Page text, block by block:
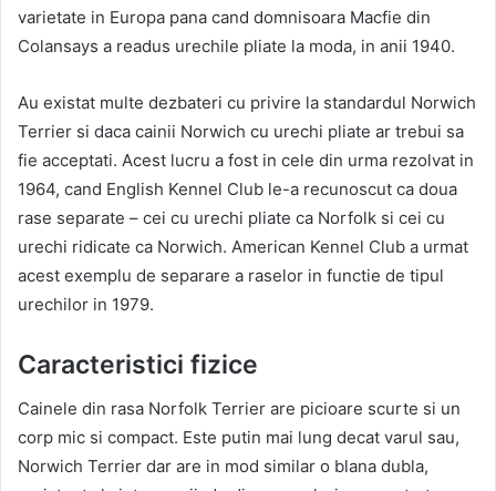
varietate in Europa pana cand domnisoara Macfie din
Colansays a readus urechile pliate la moda, in anii 1940.
Au existat multe dezbateri cu privire la standardul Norwich
Terrier si daca cainii Norwich cu urechi pliate ar trebui sa
fie acceptati. Acest lucru a fost in cele din urma rezolvat in
1964, cand English Kennel Club le-a recunoscut ca doua
rase separate – cei cu urechi pliate ca Norfolk si cei cu
urechi ridicate ca Norwich. American Kennel Club a urmat
acest exemplu de separare a raselor in functie de tipul
urechilor in 1979.
Caracteristici fizice
Cainele din rasa Norfolk Terrier are picioare scurte si un
corp mic si compact. Este putin mai lung decat varul sau,
Norwich Terrier dar are in mod similar o blana dubla,